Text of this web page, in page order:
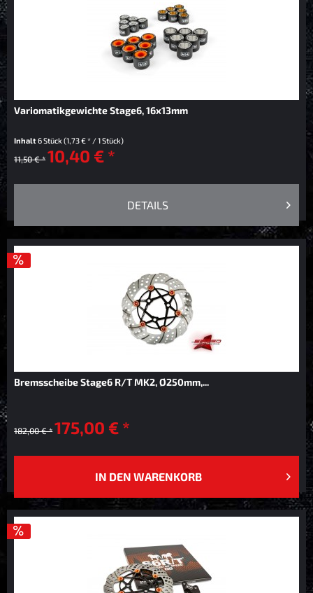
Variomatikgewichte Stage6, 16x13mm
Inhalt6 Stück(1,73 € * / 1 Stück)
11,50 € * 10,40 € *
DETAILS
Bremsscheibe Stage6 R/T MK2, Ø250mm,...
182,00 € * 175,00 € *
IN DEN WARENKORB